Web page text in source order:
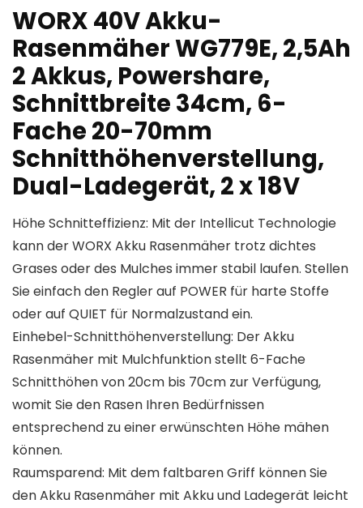
WORX 40V Akku-
Rasenmäher WG779E, 2,5Ah
2 Akkus, Powershare,
Schnittbreite 34cm, 6-
Fache 20-70mm
Schnitthöhenverstellung,
Dual-Ladegerät, 2 x 18V
Höhe Schnitteffizienz: Mit der Intellicut Technologie
kann der WORX Akku Rasenmäher trotz dichtes
Grases oder des Mulches immer stabil laufen. Stellen
Sie einfach den Regler auf POWER für harte Stoffe
oder auf QUIET für Normalzustand ein.
Einhebel-Schnitthöhenverstellung: Der Akku
Rasenmäher mit Mulchfunktion stellt 6-Fache
Schnitthöhen von 20cm bis 70cm zur Verfügung,
womit Sie den Rasen Ihren Bedürfnissen
entsprechend zu einer erwünschten Höhe mähen
können.
Raumsparend: Mit dem faltbaren Griff können Sie
den Akku Rasenmäher mit Akku und Ladegerät leicht